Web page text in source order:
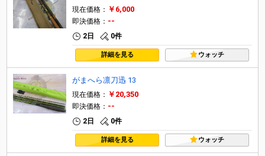
現在価格： ￥6,000
即決価格： --
2日 0件
詳細を見る ウォッチ
がまへら凛刀迅 13
現在価格： ￥20,350
即決価格： --
2日 0件
詳細を見る ウォッチ